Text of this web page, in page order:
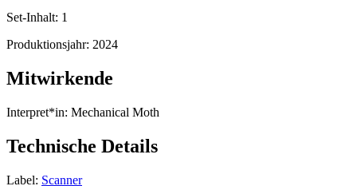
Set-Inhalt: 1
Produktionsjahr: 2024
Mitwirkende
Interpret*in: Mechanical Moth
Technische Details
Label: Scanner